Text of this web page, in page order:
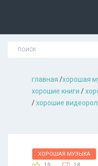
главная /хорошая
хорошие книги /
/хорошие
ХОРОШАЯ МУЗЫКА